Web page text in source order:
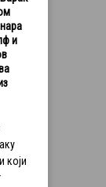
и
који